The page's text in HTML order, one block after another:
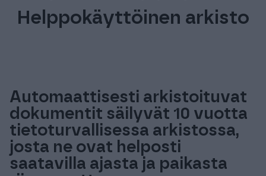
Helppokäyttöinen arkisto
Automaattisesti arkistoituvat
dokumentit säilyvät 10 vuotta
tietoturvallisessa arkistossa,
josta ne ovat helposti
saatavilla ajasta ja paikasta